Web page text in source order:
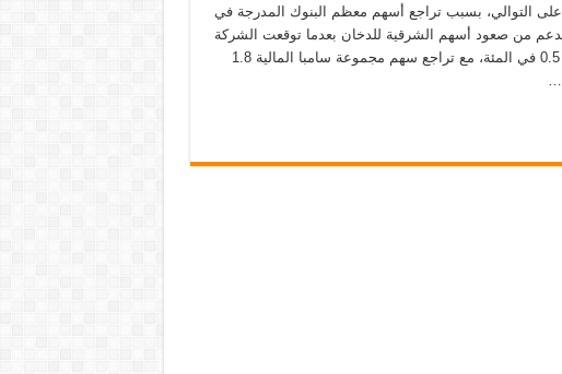
على التوالي، بسبب تراجع أسهم معظم البنوك المدرجة في
من صعود أسهم الشرقية للدخان بعدما توقعت الشركة
ارتفاع أرباح العام بأكمله. وهبط مؤشر السوق السعودية 0.5 في المئة، مع تراجع سهم مجموعة سامبا المالية 1.8